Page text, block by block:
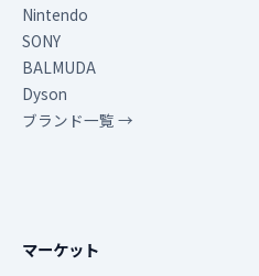
Nintendo
SONY
BALMUDA
Dyson
ブランド一覧 →
マーケット